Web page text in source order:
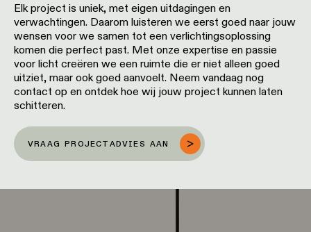
Elk project is uniek, met eigen uitdagingen en
verwachtingen. Daarom luisteren we eerst goed naar jouw
wensen voor we samen tot een verlichtingsoplossing
komen die perfect past. Met onze expertise en passie
voor licht creëren we een ruimte die er niet alleen goed
uitziet, maar ook goed aanvoelt. Neem vandaag nog
contact op en ontdek hoe wij jouw project kunnen laten
schitteren.
VRAAG PROJECTADVIES AAN